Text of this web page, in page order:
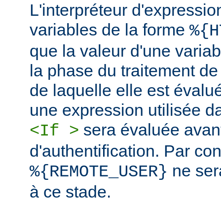
L'interpréteur
variables de la forme
que la valeur d'une
la phase du traitement
de laquelle elle est
une expression utilisée
<If > sera évaluée
d'authentification. Par
%{REMOTE_USER} ne
à ce stade.